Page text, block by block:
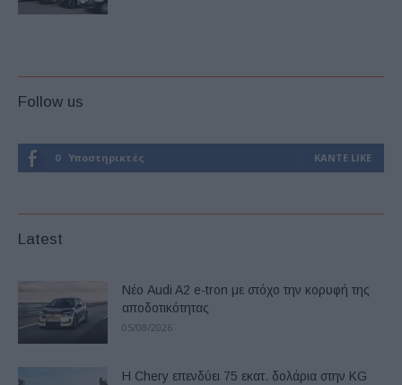
Follow us
0 Υποστηρικτές ΚΆΝΤΕ LIKE
Latest
Νέο Audi A2 e-tron με στόχο την κορυφή της
αποδοτικότητας
05/08/2026
Η Chery επενδύει 75 εκατ. δολάρια στην KG